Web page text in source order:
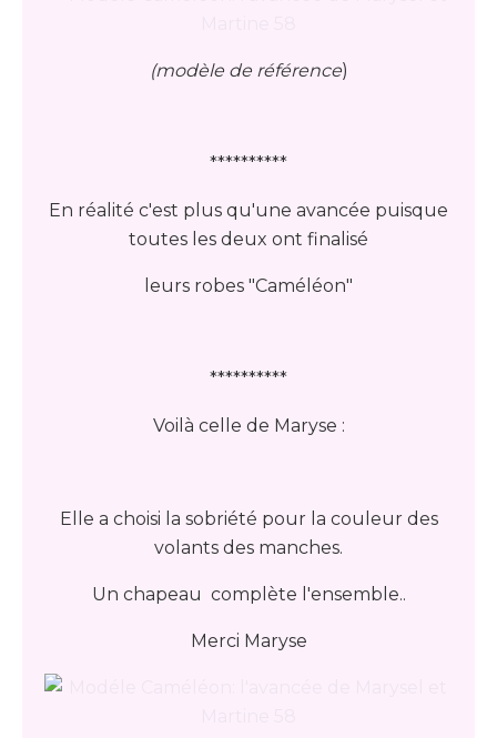
(modèle de référence)
**********
En réalité c'est plus qu'une avancée puisque
toutes les deux ont finalisé
leurs robes "Caméléon"
**********
Voilà celle de Maryse :
Elle a choisi la sobriété pour la couleur des
volants des manches.
Un chapeau complète l'ensemble..
Merci Maryse